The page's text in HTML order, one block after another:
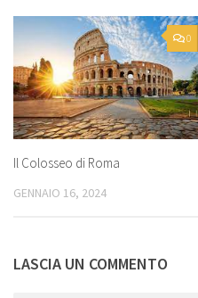
0
Il Colosseo di Roma
GENNAIO 16, 2024
LASCIA UN COMMENTO